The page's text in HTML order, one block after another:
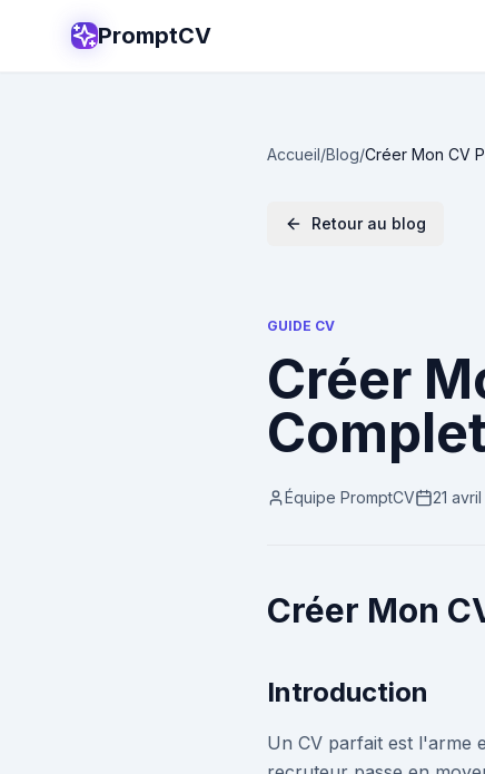
PromptCV
Accueil/Blog/Créer Mon CV
Retour au blog
GUIDE CV
Créer
Équipe PromptCV 21
Créer Mon
Introduction
Un CV parfait est l'arme